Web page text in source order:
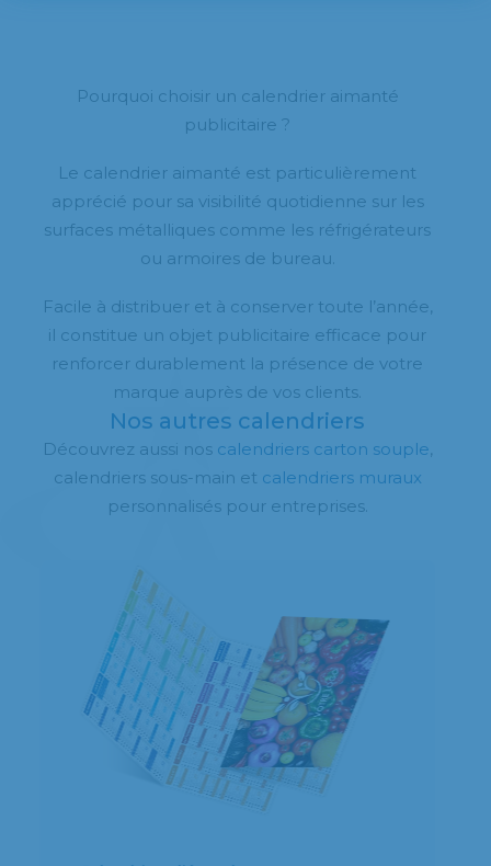
Pourquoi choisir un calendrier aimanté
publicitaire ?
Le calendrier aimanté est particulièrement
apprécié pour sa visibilité quotidienne sur les
surfaces métalliques comme les réfrigérateurs
ou armoires de bureau.
Facile à distribuer et à conserver toute l’année,
il constitue un objet publicitaire efficace pour
renforcer durablement la présence de votre
marque auprès de vos clients.
Nos autres calendriers
Découvrez aussi nos calendriers carton souple,
calendriers sous-main et calendriers muraux
personnalisés pour entreprises.